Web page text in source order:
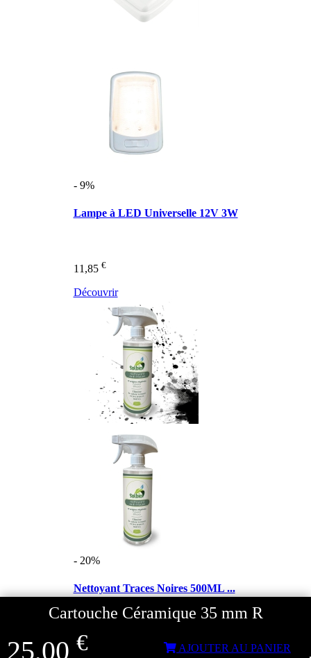
- 9%
Lampe à LED Universelle 12V 3W
11,85 €
Découvrir
- 20%
Nettoyant Traces Noires 500ML ...
11,99
Cartouche Céramique 35 mm R
25,00 € AJOUTER AU PANIER